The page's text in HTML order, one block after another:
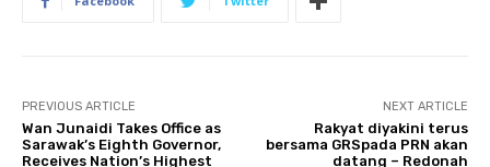
PREVIOUS ARTICLE
Wan Junaidi Takes Office as
Sarawak’s Eighth Governor,
Receives Nation’s Highest
NEXT ARTICLE
Rakyat diyakini terus
bersama GRSpada PRN akan
datang – Redonah